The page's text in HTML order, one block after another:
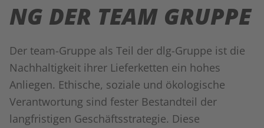
NG DER TEAM GRUPPE
Der team-Gruppe als Teil der dlg-Gruppe ist die
Nachhaltigkeit ihrer Lieferketten ein hohes
Anliegen. Ethische, soziale und ökologische
Verantwortung sind fester Bestandteil der
langfristigen Geschäftsstrategie. Diese